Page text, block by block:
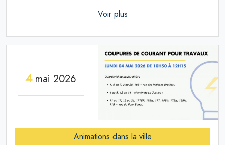
Voir plus
4mai 2026
Animations dans la ville